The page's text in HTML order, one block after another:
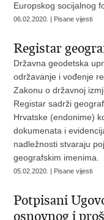
Europskog socijalnog
06.02.2020. | Pisane vijesti
Registar
Državna geodetska
održavanje i vođenje
Zakonu o državnoj
Registar sadrži
Hrvatske (endonime)
dokumenata i
nadležnosti stvaraju
geografskim imenima.
05.02.2020. | Pisane vijesti
Potpisani
osnovnog i